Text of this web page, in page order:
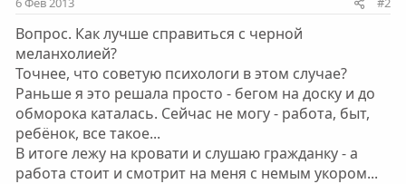
Вопрос. Как лучше справиться с черной
меланхолией?
Точнее, что советую психологи в этом случае?
Раньше я это решала просто - бегом на доску и до
обморока каталась. Сейчас не могу - работа, быт,
ребёнок, все такое...
В итоге лежу на кровати и слушаю гражданку - а
работа стоит и смотрит на меня с немым укором...